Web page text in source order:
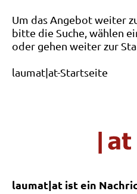
Um das Angebot weiter
bitte die Suche, wählen
oder gehen weiter zur
laumat|at-Startseite
laumat|at ist ein